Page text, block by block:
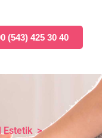
(543) 425 30 40
Estetik>